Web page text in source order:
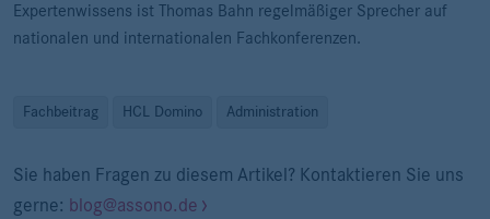
Expertenwissens ist Thomas Bahn regelmäßiger Sprecher auf
nationalen und internationalen Fachkonferenzen.
Fachbeitrag HCL Domino Administration
Sie haben Fragen zu diesem Artikel? Kontaktieren Sie uns
gerne: blog@assono.de